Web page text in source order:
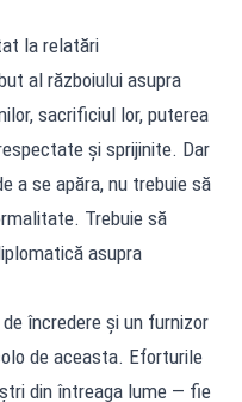
la relatări
al războiului asupra
sacrificiul lor, puterea
și sprijinite. Dar
a se apăra, nu trebuie să
Trebuie să
asupra
încredere și un furnizor
de aceasta. Eforturile
din întreaga lume — fie